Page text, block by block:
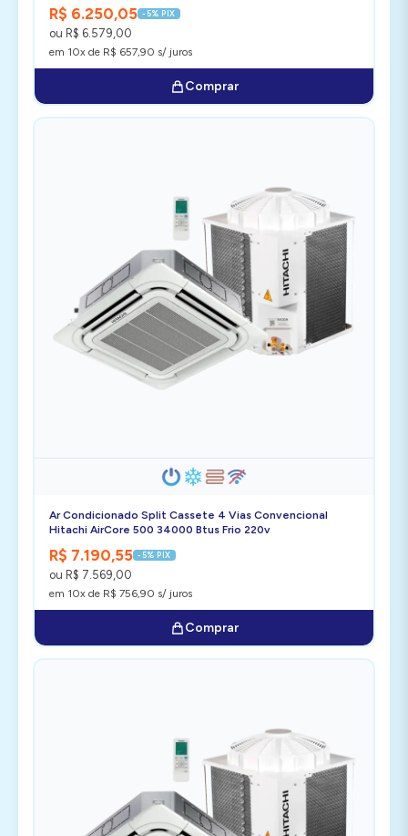
R$ 6.250,05 -5% PIX
ou R$ 6.579,00
em 10x de R$ 657,90 s/ juros
Comprar
Ar Condicionado Split Cassete 4 Vias Convencional
Hitachi AirCore 500 34000 Btus Frio 220v
R$ 7.190,55 -5% PIX
ou R$ 7.569,00
em 10x de R$ 756,90 s/ juros
Comprar